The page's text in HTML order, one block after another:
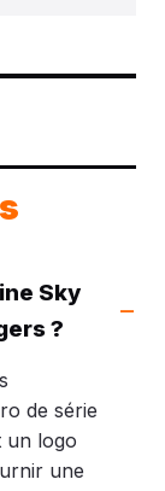
Sky
?
de série
un logo
une